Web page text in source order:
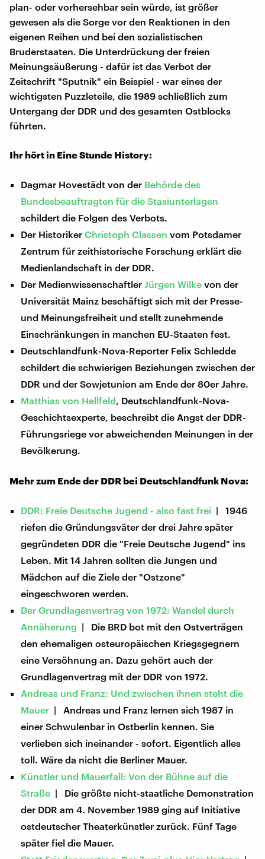
plan- oder vorhersehbar sein würde, ist größer
gewesen als die Sorge vor den Reaktionen in den
eigenen Reihen und bei den sozialistischen
Bruderstaaten. Die Unterdrückung der freien
Meinungsäußerung - dafür ist das Verbot der
Zeitschrift "Sputnik" ein Beispiel - war eines der
wichtigsten Puzzleteile, die 1989 schließlich zum
Untergang der DDR und des gesamten Ostblocks
führten.
Ihr hört in Eine Stunde History:
Dagmar Hovestädt von der Behörde des
Bundesbeauftragten für die Stasiunterlagen
schildert die Folgen des Verbots.
Der HistorikerChristoph Classen vom Potsdamer
Zentrum für zeithistorische Forschung erklärt die
Medienlandschaft in der DDR.
Der Medienwissenschaftler Jürgen Wilke von der
Universität Mainz beschäftigt sich mit der Presse-
und Meinungsfreiheit und stellt zunehmende
Einschränkungen in manchen EU-Staaten fest.
Deutschlandfunk-Nova-Reporter Felix Schledde
schildert die schwierigen Beziehungen zwischen der
DDR und der Sowjetunion am Ende der 80er Jahre.
Matthias von Hellfeld , Deutschlandfunk-Nova-
Geschichtsexperte, beschreibt die Angst der DDR-
Führungsriege vor abweichenden Meinungen in der
Bevölkerung.
Mehr zum Ende der DDR bei Deutschlandfunk Nova:
DDR: Freie Deutsche Jugend - also fast frei | 1946
riefen die Gründungsväter der drei Jahre später
gegründeten DDR die "Freie Deutsche Jugend" ins
Leben. Mit 14 Jahren sollten die Jungen und
Mädchen auf die Ziele der "Ostzone"
eingeschworen werden.
Der Grundlagenvertrag von 1972: Wandel durch
Annäherung | Die BRD bot mit den Ostverträgen
den ehemaligen osteuropäischen Kriegsgegnern
eine Versöhnung an. Dazu gehört auch der
Grundlagenvertrag mit der DDR von 1972.
Andreas und Franz: Und zwischen ihnen steht die
Mauer | Andreas und Franz lernen sich 1987 in
einer Schwulenbar in Ostberlin kennen. Sie
verlieben sich ineinander - sofort. Eigentlich alles
toll. Wäre da nicht die Berliner Mauer.
Künstler und Mauerfall: Von der Bühne auf die
Straße | Die größte nicht-staatliche Demonstration
der DDR am 4. November 1989 ging auf Initiative
ostdeutscher Theaterkünstler zurück. Fünf Tage
später fiel die Mauer.